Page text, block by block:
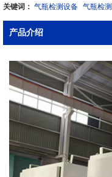
关键词： 气瓶检测设备 气瓶检测
产品介绍